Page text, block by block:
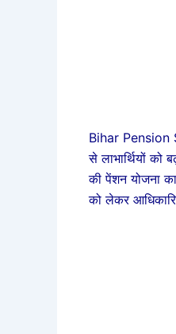
Bihar Pension
से लाभार्थियों को
की पेंशन योजना
को लेकर